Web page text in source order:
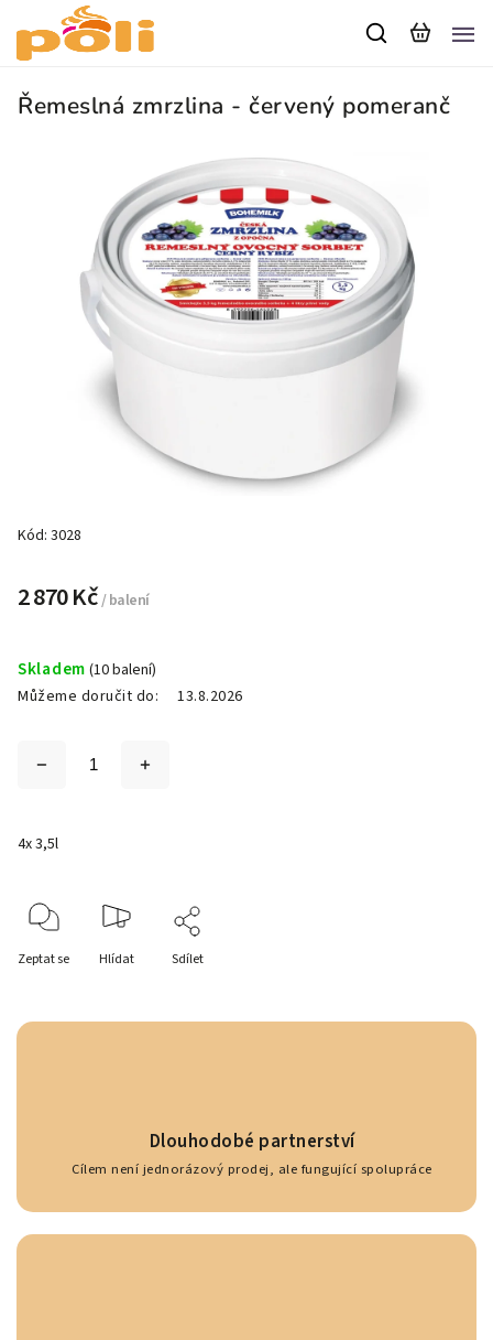
Řemeslná zmrzlina - červený pomeranč
Kód: 3028
2 870 Kč/ balení
Skladem (10 balení)
Můžeme doručit do:
13.8.2026
4x 3,5l
Zeptat se Hlídat Sdílet
Dlouhodobé partnerství
Cílem není jednorázový prodej, ale fungující spolupráce